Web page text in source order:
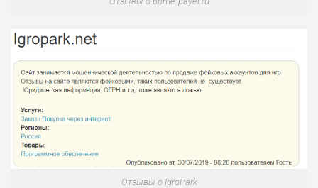
Отзывы о IgroPark